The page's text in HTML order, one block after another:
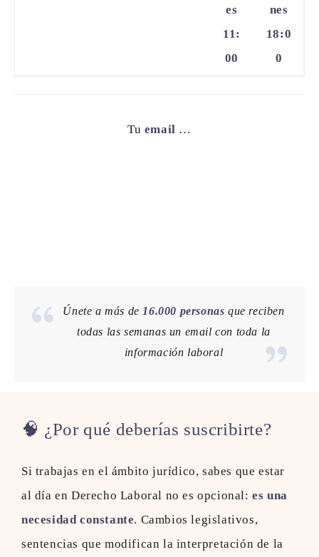
es
11:
00
nes
18:0
0
Tu email …
Únete a más de 16.000 personas que reciben
todas las semanas un email con toda la
información laboral
🧠 ¿Por qué deberías suscribirte?
Si trabajas en el ámbito jurídico, sabes que estar
al día en Derecho Laboral no es opcional:es una
necesidad constante. Cambios legislativos,
sentencias que modifican la interpretación de la